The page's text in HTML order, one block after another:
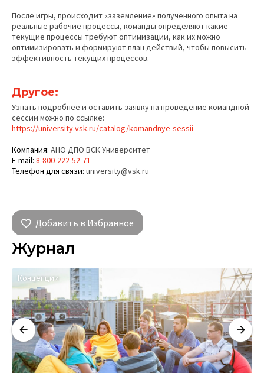
После игры, происходит «заземление» полученного опыта на
реальные рабочие процессы, команды определяют какие
текущие процессы требуют оптимизации, как их можно
оптимизировать и формируют план действий, чтобы повысить
эффективность текущих процессов.
Другое:
Узнать подробнее и оставить заявку на проведение командной
сессии можно по ссылке:
https://university.vsk.ru/catalog/komandnye-sessii
Компания: АНО ДПО ВСК Университет
E-mail: 8-800-222-52-71
Телефон для связи: university@vsk.ru
Добавить в Избранное
Журнал
Концепции